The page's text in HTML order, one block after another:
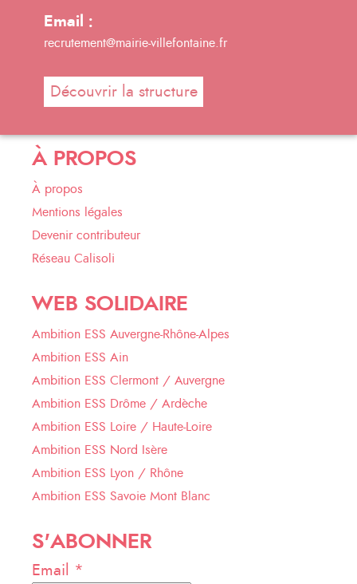
Email :
recrutement@mairie-villefontaine.fr
Découvrir la structure
À PROPOS
À propos
Mentions légales
Devenir contributeur
Réseau Calisoli
WEB SOLIDAIRE
Ambition ESS Auvergne-Rhône-Alpes
Ambition ESS Ain
Ambition ESS Clermont / Auvergne
Ambition ESS Drôme / Ardèche
Ambition ESS Loire / Haute-Loire
Ambition ESS Nord Isère
Ambition ESS Lyon / Rhône
Ambition ESS Savoie Mont Blanc
S'ABONNER
Email *